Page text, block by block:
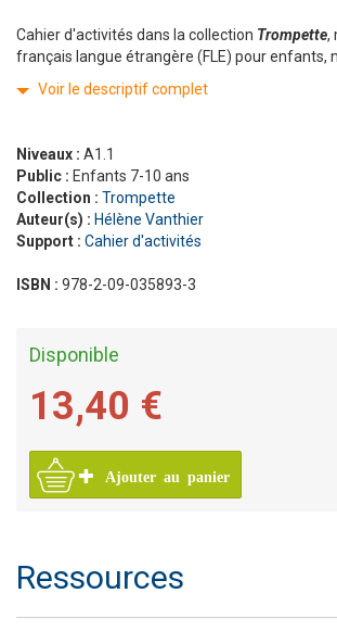
Cahier d'activités dans la collection Trompette,
français langue étrangère (FLE) pour enfants,
Voir le descriptif complet
Niveaux : A1.1
Public : Enfants 7-10 ans
Collection : Trompette
Auteur(s) : Hélène Vanthier
Support : Cahier d'activités
ISBN : 978-2-09-035893-3
Disponible
13,40 €
Ajouter au panier
Ressources